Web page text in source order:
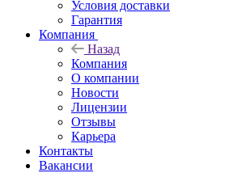
Условия доставки
Гарантия
Компания
Назад
Компания
О компании
Новости
Лицензии
Отзывы
Карьера
Контакты
Вакансии